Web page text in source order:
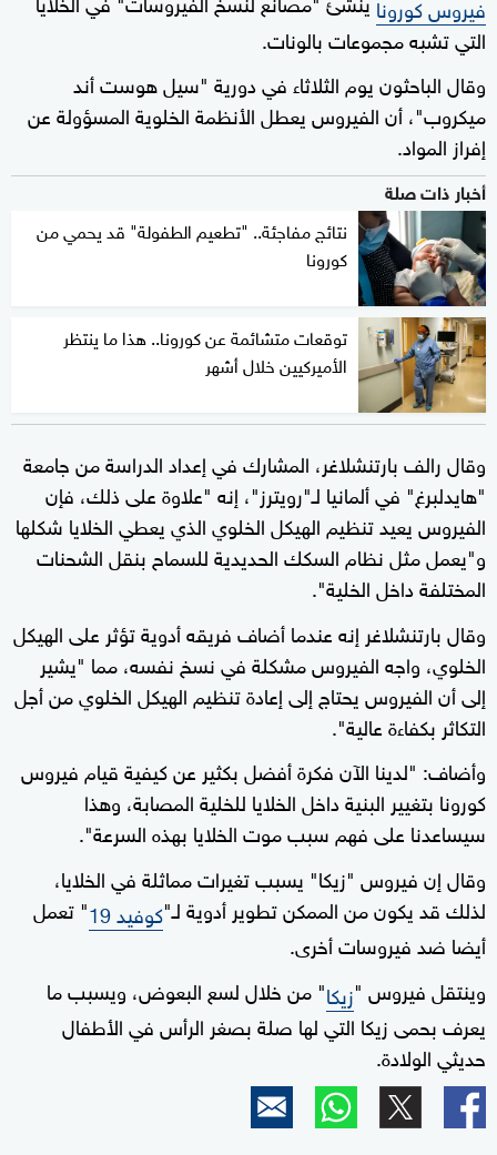
فيروس كورونا
التي تشبه مجموعات بالونات.
وقال الباحثون يوم الثلاثاء في دورية "سيل هوست أند
ميكروب"، أن الفيروس يعطل الأنظمة الخلوية المسؤولة عن
إفراز المواد.
أخبار ذات صلة
نتائج مفاجئة.. "تطعيم الطفولة" قد يحمي من
كورونا
توقعات متشائمة عن كورونا.. هذا ما ينتظر
الأميركيين خلال أشهر
وقال رالف بارتنشلاغر، المشارك في إعداد الدراسة من جامعة
"هايدلبرغ" في ألمانيا لـ"رويترز"، إنه "علاوة على ذلك، فإن
الفيروس يعيد تنظيم الهيكل الخلوي الذي يعطي الخلايا شكلها
و"يعمل مثل نظام السكك الحديدية للسماح بنقل الشحنات
المختلفة داخل الخلية".
وقال بارتنشلاغر إنه عندما أضاف فريقه أدوية تؤثر على الهيكل
الخلوي، واجه الفيروس مشكلة في نسخ نفسه، مما "يشير
إلى أن الفيروس يحتاج إلى إعادة تنظيم الهيكل الخلوي من أجل
التكاثر بكفاءة عالية".
وأضاف: "لدينا الآن فكرة أفضل بكثير عن كيفية قيام فيروس
كورونا بتغيير البنية داخل الخلايا للخلية المصابة، وهذا
سيساعدنا على فهم سبب موت الخلايا بهذه السرعة".
وقال إن فيروس "زيكا" يسبب تغيرات مماثلة في الخلايا،
لذلك قد يكون من الممكن تطوير أدوية لـ"كوفيد 19
" تعمل
أيضا ضد فيروسات أخرى.
وينتقل فيروس "زيكا" من خلال لسع البعوض، ويسبب ما
يعرف بحمى زيكا التي لها صلة بصغر الرأس في الأطفال
حديثي الولادة.